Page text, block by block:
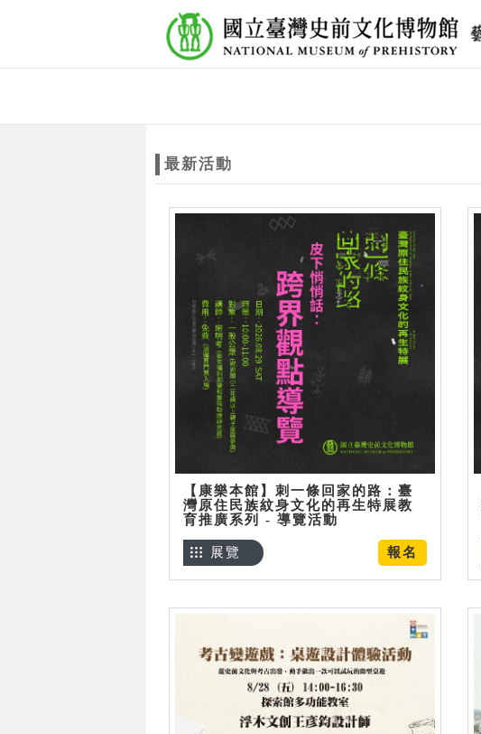
最新活動
【康樂本館】刺一條回家的路：臺
灣原住民族紋身文化的再生特展教
育推廣系列 - 導覽活動
報名
展覽